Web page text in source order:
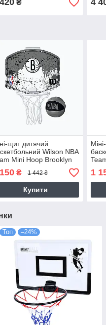
₴ 4
щит дитячий
Wilson NBA
Mini Hoop Brooklyn
₴ 1 442 ₴
Купити
1
Топ –24%